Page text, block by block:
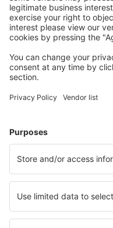
Municija, meci, dimne bombe
Oružje borilačkih vještina
Puhaljke, praćke